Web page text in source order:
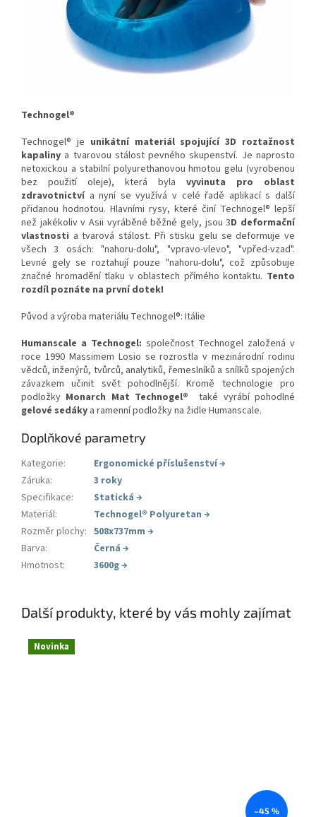
Technogel®
Technogel® je unikátní materiál spojující 3D roztažnost
kapaliny a tvarovou stálost pevného skupenství. Je naprosto
netoxickou a stabilní polyurethanovou hmotou gelu (vyrobenou
bez použití oleje), která byla vyvinuta pro oblast
zdravotnictvía nyní se využívá v celé řadě aplikací s další
přidanou hodnotou. Hlavními rysy, které činí Technogel® lepší
než jakékoliv v Asii vyráběné běžné gely, jsou 3D deformační
vlastnosti a tvarová stálost. Při stisku gelu se deformuje ve
všech 3 osách: "nahoru-dolu", "vpravo-vlevo", "vpřed-vzad".
Levné gely se roztahují pouze "nahoru-dolu", což způsobuje
značné hromadění tlaku v oblastech přímého kontaktu. Tento
rozdíl poznáte na první dotek!
Původ a výroba materiálu Technogel®: Itálie
Humanscale a Technogel: společnost Technogel založená v
roce 1990 Massimem Losio se rozrostla v mezinárodní rodinu
vědců, inženýrů, tvůrců, analytiků, řemeslníků a snílků spojených
závazkem učinit svět pohodlnější. Kromě technologie pro
podložky Monarch Mat Technogel®
také vyrábí pohodlné
gelové sedáky a ramenní podložky na židle Humanscale.
Doplňkové parametry
Kategorie: Ergonomické příslušenství→
Záruka:
3 roky
Specifikace: Statická →
Materiál: Technogel® Polyuretan →
Rozměr plochy: 508x737mm →
Barva: Černá →
Hmotnost: 3600g→
Další produkty, které by vás mohly zajímat
Novinka
–45 %